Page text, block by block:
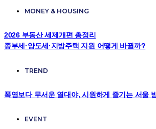
MONEY & HOUSING
2026 부동산 세제개편 총정리
종부세·양도세·지방주택 지원 어떻게 바뀔까?
TREND
폭염보다 무서운 열대야, 시원하게 즐기는 서울
EVENT